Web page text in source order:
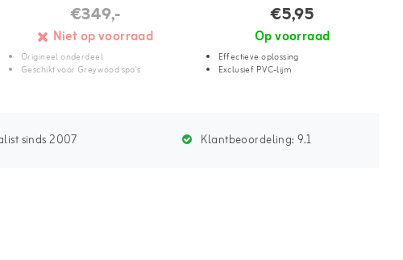
€349,-
Niet op voorraad
Origineel onderdeel
Geschikt voor Greywood spa's
€5,95
Op voorraad
Effectieve oplossing
Exclusief PVC-lijm
sinds 2007 Klantbeoordeling:9.1